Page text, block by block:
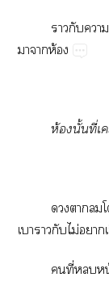
​​ห้
ห้​ั้​ี่​
​​​ไม่​
​ี่​​น้